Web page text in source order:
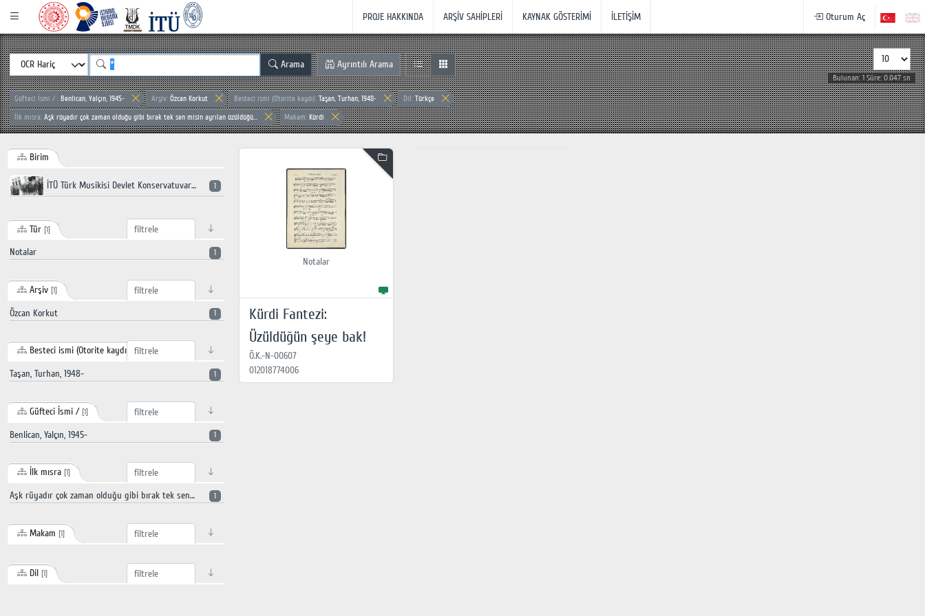
PROJE HAKKINDA ARŞİV SAHİPLERİ KAYNAK GÖSTERİMİ İLETİŞİM Oturum Aç
Arama Ayrıntılı Arama
Güfteci İsmi / : Benlican, Yalçın, 1945- Arşiv: Özcan Korkut Besteci ismi (Otorite kaydı): Taşan, Turhan, 1948- Dil: Türkçe
İlk mısra: Aşk rüyadır çok zaman olduğu gibi bırak tek sen misin ayrılan üzüldüğü... Makam: Kürdi
Bulunan: 1 Süre: 0.047 sn
Birim
İTÜ Türk Musikisi Devlet Konservatuvarı 1
Tür [1]
Notalar 1
Arşiv [1]
Özcan Korkut 1
Besteci ismi (Otorite kaydı) [1]
Taşan, Turhan, 1948- 1
Güfteci İsmi / [1]
Benlican, Yalçın, 1945- 1
İlk mısra [1]
Aşk rüyadır çok zaman olduğu gibi bırak tek sen misin ayrılan üzüldüğün şeye bak 1
Makam [1]
Dil [1]
Notalar
Kürdi Fantezi:
Üzüldüğün şeye bak!
Ö.K.-N-00607
012018774006